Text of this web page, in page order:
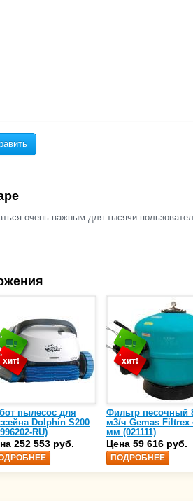
очень важным для тысячи
пылесос для
Dolphin S200
RU)
252 553 руб.
Фильтр песочный
м3/ч Gemas Filtrex
мм (021111)
Цена 59 616 руб.
ПОДРОБНЕЕ